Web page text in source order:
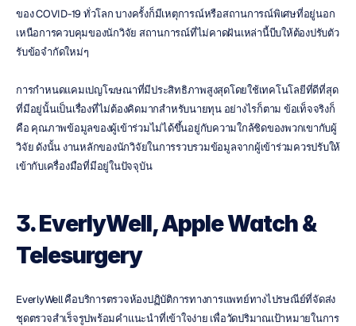
ของ COVID-19 ทั่วโลก บางครั้งก็มีเหตุการณ์หรือสถานการณ์พิเศษที่อยู่นอก
เหนือการควบคุมของนักวิจัย สถานการณ์ที่ไม่คาดฝันเหล่านี้บีบให้ต้องปรับตัว
รับข้อจำกัดใหม่ๆ
การกำหนดแคมเปญโฆษณาที่มีประสิทธิภาพสูงสุดโดยใช้เทคโนโลยีที่ดีที่สุด
ที่มีอยู่นั้นเป็นเรื่องที่ไม่ต้องคิดมากสำหรับนายทุน อย่างไรก็ตาม ข้อเท็จจริงก็
คือ คุณภาพข้อมูลของผู้เข้าร่วมไม่ได้ขึ้นอยู่กับความใกล้ชิดของพวกเขากับผู้
วิจัย ดังนั้น งานหลักของนักวิจัยในการรวบรวมข้อมูลจากผู้เข้าร่วมควรปรับให้
เข้ากับเครื่องมือที่มีอยู่ในปัจจุบัน
3. EverlyWell, Apple Watch &
Telesurgery
EverlyWell คือบริการตรวจห้องปฏิบัติการทางการแพทย์ทางไปรษณีย์ที่จัดส่ง
ชุดตรวจสำเร็จรูปพร้อมคำแนะนำที่เข้าใจง่าย เพื่อวัดปริมาณเป้าหมายในการ